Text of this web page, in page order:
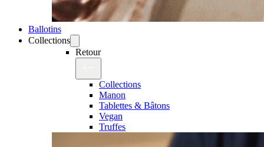
Ballotins
Collections
Retour
Collections
Manon
Tablettes & Bâtons
Vegan
Truffes